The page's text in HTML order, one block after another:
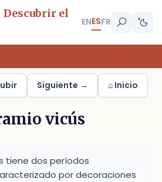
el
ENESFR
Siguiente → ⌂ Inicio
vicús
tiene dos períodos
por decoraciones